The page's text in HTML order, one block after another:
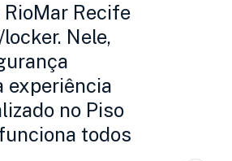
RioMar Recife
Nele,
experiência
no Piso
todos